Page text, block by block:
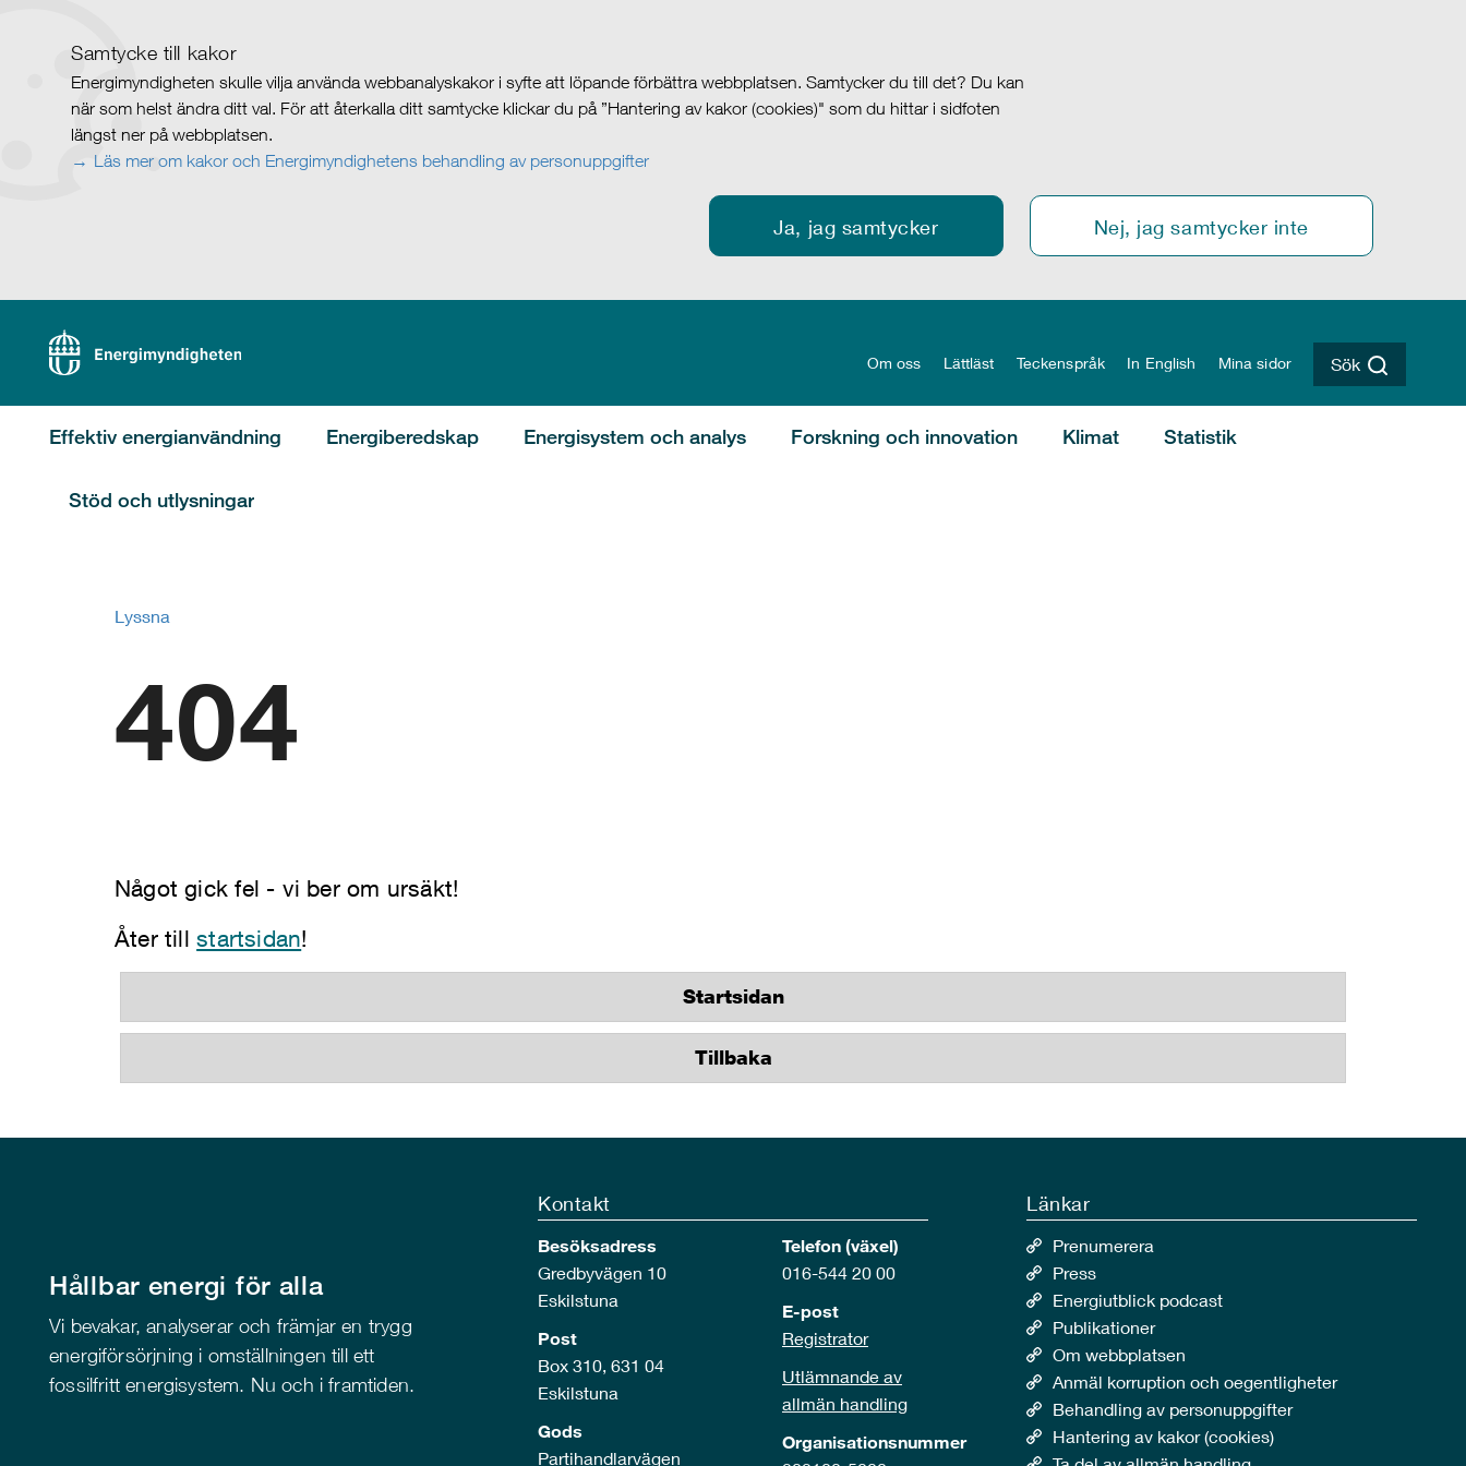
Samtycke till kakor
Energimyndigheten skulle vilja använda webbanalyskakor i syfte att löpande förbättra webbplatsen. Samtycker du till det? Du kan
när som helst ändra ditt val. För att återkalla ditt samtycke klickar du på ”Hantering av kakor (cookies)" som du hittar i sidfoten
längst ner på webbplatsen.
Läs mer om kakor och Energimyndighetens behandling av personuppgifter
Ja, jag samtycker Nej, jag samtycker inte
Om oss Lättläst Teckenspråk In English Mina sidor Sök
Effektiv energianvändning Energiberedskap Energisystem och analys Forskning och innovation Klimat Statistik
Stöd och utlysningar
Lyssna
404
Något gick fel - vi ber om ursäkt!
Åter tillstartsidan!
Startsidan
Tillbaka
Hållbar energi för alla
Vi bevakar, analyserar och främjar en trygg
energiförsörjning i omställningen till ett
fossilfritt energisystem. Nu och i framtiden.
Kontakt
Besöksadress
Gredbyvägen 10
Eskilstuna
Post
Box 310, 631 04
Eskilstuna
Gods
Partihandlarvägen
Telefon (växel)
016-544 20 00
E-post
Registrator
Utlämnande av
allmän handling
Organisationsnummer
Länkar
Prenumerera
Press
Energiutblick podcast
Publikationer
Om webbplatsen
Anmäl korruption och oegentligheter
Behandling av personuppgifter
Hantering av kakor (cookies)